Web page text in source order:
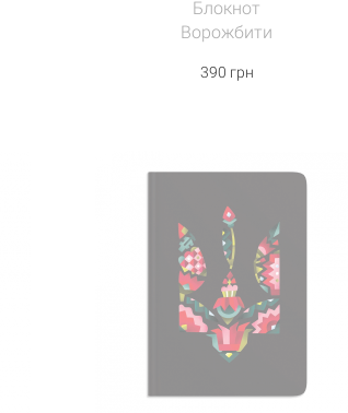
Блокнот
Ворожбити
390 грн